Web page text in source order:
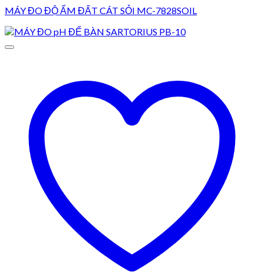
MÁY ĐO ĐỘ ẨM ĐẤT CÁT SỎI MC-7828SOIL